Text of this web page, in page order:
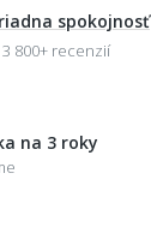
spokojnosť
3 800+ recenzií
na 3 roky